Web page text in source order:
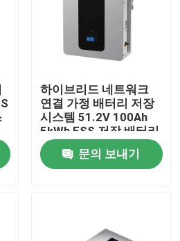
하이브리드 네트워크
연결 가정 배터리 저장
시스템 51.2V 100Ah
5kWh ESS 저장 배터리
문의 보내기